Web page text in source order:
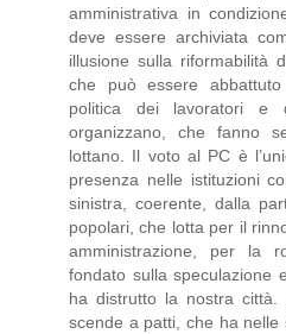
amministrativa in
deve essere archiviata
illusione sulla riformabilità
che può essere abbattuto
politica dei lavoratori e
organizzano, che fanno
lottano. Il voto al PC è
presenza nelle istituzioni
sinistra, coerente, dalla
popolari, che lotta per il
amministrazione, per la
fondato sulla speculazione
ha distrutto la nostra
scende a patti, che ha